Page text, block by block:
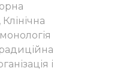
і